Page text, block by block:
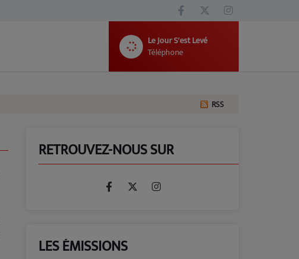
Le Jour S'est Levé
Téléphone
RSS
RETROUVEZ-NOUS SUR
LES ÉMISSIONS